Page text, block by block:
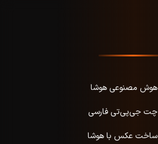
هوش مصنوعی هوشا
چت جی‌پی‌تی فارسی
ساخت عکس با هوشا